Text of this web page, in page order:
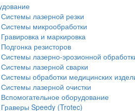
Системы лазерной резки
Системы микрообработки
Гравировка и маркировка
Подгонка резисторов
Системы лазерно-эрозионной
Системы лазерной сварки
Системы обработки медицинских
Системы лазерной очистки
Вспомогательное оборудование
Граверы Speedy (Trotec)